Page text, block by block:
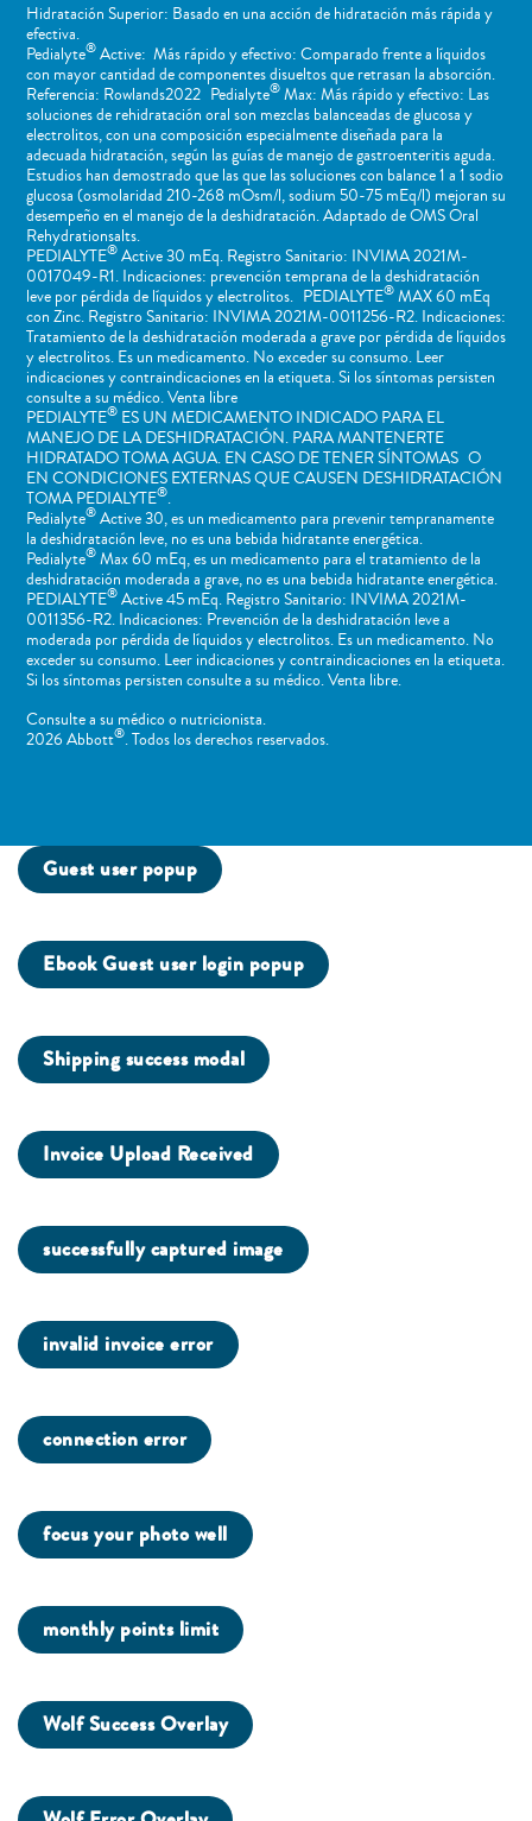
Hidratación Superior: Basado en una acción de hidratación más rápida y
efectiva.
Pedialyte®Active: Más rápido y efectivo: Comparado frente a líquidos
con mayor cantidad de componentes disueltos que retrasan la absorción.
Referencia: Rowlands2022 Pedialyte®Max: Más rápido y efectivo: Las
soluciones de rehidratación oral son mezclas balanceadas de glucosa y
electrolitos, con una composición especialmente diseñada para la
adecuada hidratación, según las guías de manejo de gastroenteritis aguda.
Estudios han demostrado que las que las soluciones con balance 1 a 1 sodio
glucosa (osmolaridad 210-268 mOsm/l, sodium 50-75 mEq/l) mejoran su
desempeño en el manejo de la deshidratación. Adaptado de OMS Oral
Rehydrationsalts.
PEDIALYTE®Active 30 mEq. Registro Sanitario: INVIMA 2021M-
0017049-R1. Indicaciones: prevención temprana de la deshidratación
leve por pérdida de líquidos y electrolitos. PEDIALYTE®MAX 60 mEq
con Zinc. Registro Sanitario: INVIMA 2021M-0011256-R2. Indicaciones:
Tratamiento de la deshidratación moderada a grave por pérdida de líquidos
y electrolitos. Es un medicamento. No exceder su consumo. Leer
indicaciones y contraindicaciones en la etiqueta. Si los síntomas persisten
consulte a su médico. Venta libre
PEDIALYTE®ES UN MEDICAMENTO INDICADO PARA EL
MANEJO DE LA DESHIDRATACIÓN. PARA MANTENERTE
HIDRATADO TOMA AGUA. EN CASO DE TENER SÍNTOMAS O
EN CONDICIONES EXTERNAS QUE CAUSEN DESHIDRATACIÓN
TOMA PEDIALYTE®.
Pedialyte®Active 30, es un medicamento para prevenir tempranamente
la deshidratación leve, no es una bebida hidratante energética.
Pedialyte®Max 60 mEq, es un medicamento para el tratamiento de la
deshidratación moderada a grave, no es una bebida hidratante energética.
PEDIALYTE®Active 45 mEq. Registro Sanitario: INVIMA 2021M-
0011356-R2. Indicaciones: Prevención de la deshidratación leve a
moderada por pérdida de líquidos y electrolitos. Es un medicamento. No
exceder su consumo. Leer indicaciones y contraindicaciones en la etiqueta.
Si los síntomas persisten consulte a su médico. Venta libre.
Consulte a su médico o nutricionista.
2026 Abbott®. Todos los derechos reservados.
Guest user popup
Ebook Guest user login popup
Shipping success modal
Invoice Upload Received
successfully captured image
invalid invoice error
connection error
focus your photo well
monthly points limit
Wolf Success Overlay